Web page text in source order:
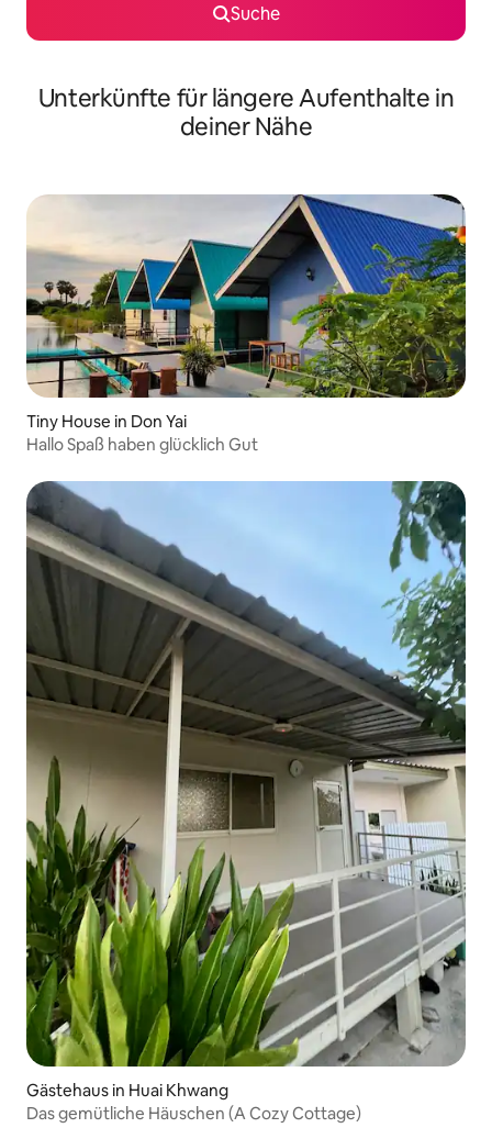
Suche
Unterkünfte für längere Aufenthalte in
deiner Nähe
Tiny House in Don Yai
Hallo Spaß haben glücklich Gut
Gästehaus in Huai Khwang
Das gemütliche Häuschen (A Cozy Cottage)